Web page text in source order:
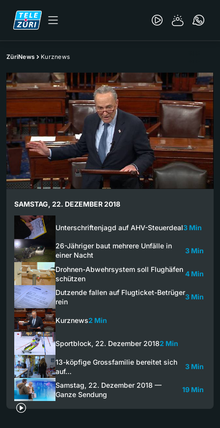
ZüriNews Kurznews
SAMSTAG, 22. DEZEMBER 2018
Unterschriftenjagd auf AHV-Steuerdeal3 Min
26-Jähriger baut mehrere Unfälle in
einer Nacht
3 Min
Drohnen-Abwehrsystem soll Flughäfen
schützen
4 Min
Dutzende fallen auf Flugticket-Betrüger
rein
3 Min
Kurznews2 Min
Sportblock, 22. Dezember 20182 Min
13-köpfige Grossfamilie bereitet sich
auf…
3 Min
Samstag, 22. Dezember 2018 —
Ganze Sendung
19 Min